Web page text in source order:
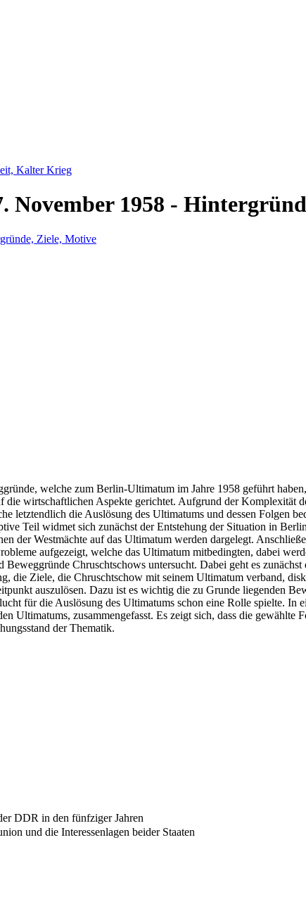
Kalter Krieg
November 1958 -
welche zum Berlin-Ultimatum im Jahre 1958 geführt
wirtschaftlichen Aspekte gerichtet. Aufgrund der Komplexität
letztendlich die Auslösung des Ultimatums und dessen Folgen
Teil widmet sich zunächst der Entstehung der Situation in
der Westmächte auf das Ultimatum werden dargelegt.
aufgezeigt, welche das Ultimatum mitbedingten, dabei
Chruschtschows untersucht. Dabei geht es
die Ziele, die Chruschtschow mit seinem Ultimatum verband,
auszulösen. Dazu ist es wichtig die zu Grunde liegenden
für die Auslösung des Ultimatums schon eine Rolle spielte. In
Ultimatums, zusammengefasst. Es zeigt sich, dass die
der Thematik.
DDR in den fünfziger Jahren
und die Interessenlagen beider Staaten